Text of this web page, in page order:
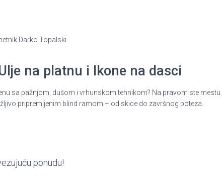
Darko Topalski
na platnu i Ikone na dasci
sa pažnjom, dušom i vrhunskom tehnikom? Na pravom ste mestu.
pripremljenim blind ramom – od skice do završnog poteza.
ponudu!